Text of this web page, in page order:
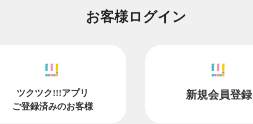
お客様ログイン
ツクツク!!!アプリ
ご登録済みのお客様
新規会員登録